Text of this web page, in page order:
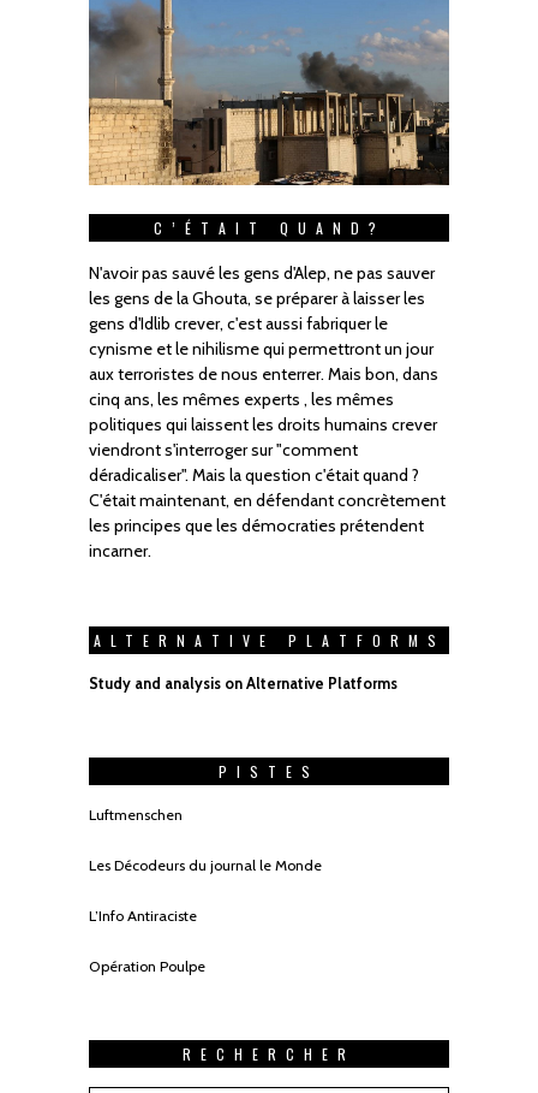
C’ÉTAIT QUAND?
N'avoir pas sauvé les gens d'Alep, ne pas sauver
les gens de la Ghouta, se préparer à laisser les
gens d'Idlib crever, c'est aussi fabriquer le
cynisme et le nihilisme qui permettront un jour
aux terroristes de nous enterrer. Mais bon, dans
cinq ans, les mêmes experts , les mêmes
politiques qui laissent les droits humains crever
viendront s'interroger sur "comment
déradicaliser". Mais la question c'était quand ?
C'était maintenant, en défendant concrètement
les principes que les démocraties prétendent
incarner.
ALTERNATIVE PLATFORMS
Study and analysis on Alternative Platforms
PISTES
Luftmenschen
Les Décodeurs du journal le Monde
L’Info Antiraciste
Opération Poulpe
RECHERCHER